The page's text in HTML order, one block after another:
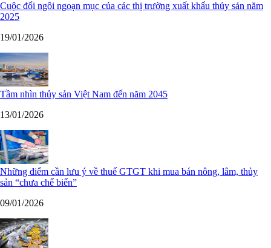
Cuộc đổi ngôi ngoạn mục của các thị trường xuất khẩu thủy sản năm
2025
19/01/2026
Tầm nhìn thủy sản Việt Nam đến năm 2045
13/01/2026
Những điểm cần lưu ý về thuế GTGT khi mua bán nông, lâm, thủy
sản “chưa chế biến”
09/01/2026